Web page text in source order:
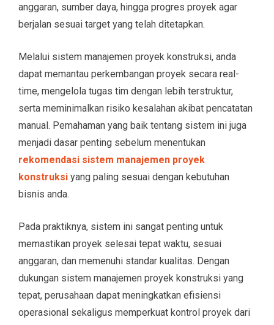
anggaran, sumber daya, hingga progres proyek agar
berjalan sesuai target yang telah ditetapkan.
Melalui sistem manajemen proyek konstruksi, anda
dapat memantau perkembangan proyek secara real-
time, mengelola tugas tim dengan lebih terstruktur,
serta meminimalkan risiko kesalahan akibat pencatatan
manual. Pemahaman yang baik tentang sistem ini juga
menjadi dasar penting sebelum menentukan
rekomendasi sistem manajemen proyek
konstruksi yang paling sesuai dengan kebutuhan
bisnis anda.
Pada praktiknya, sistem ini sangat penting untuk
memastikan proyek selesai tepat waktu, sesuai
anggaran, dan memenuhi standar kualitas. Dengan
dukungan sistem manajemen proyek konstruksi yang
tepat, perusahaan dapat meningkatkan efisiensi
operasional sekaligus memperkuat kontrol proyek dari